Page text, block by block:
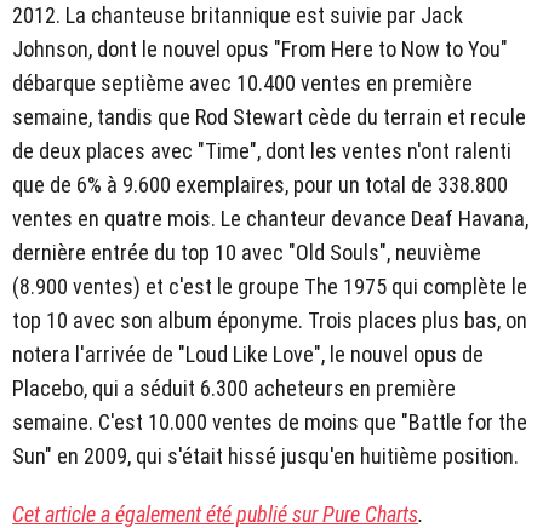
2012. La chanteuse britannique est suivie par Jack
Johnson, dont le nouvel opus "From Here to Now to You"
débarque septième avec 10.400 ventes en première
semaine, tandis que Rod Stewart cède du terrain et recule
de deux places avec "Time", dont les ventes n'ont ralenti
que de 6% à 9.600 exemplaires, pour un total de 338.800
ventes en quatre mois. Le chanteur devance Deaf Havana,
dernière entrée du top 10 avec "Old Souls", neuvième
(8.900 ventes) et c'est le groupe The 1975 qui complète le
top 10 avec son album éponyme. Trois places plus bas, on
notera l'arrivée de "Loud Like Love", le nouvel opus de
Placebo, qui a séduit 6.300 acheteurs en première
semaine. C'est 10.000 ventes de moins que "Battle for the
Sun" en 2009, qui s'était hissé jusqu'en huitième position.
Cet article a également été publié sur Pure Charts.